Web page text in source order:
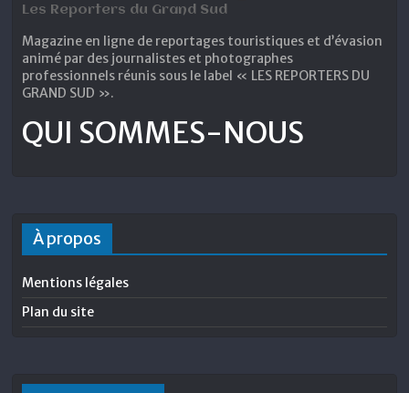
Les Reporters du Grand Sud
Magazine en ligne de reportages touristiques et d’évasion
animé par des journalistes et photographes
professionnels réunis sous le label « LES REPORTERS DU
GRAND SUD ».
QUI SOMMES-NOUS
À propos
Mentions légales
Plan du site